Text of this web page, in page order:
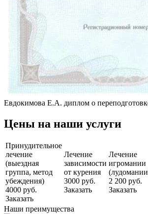
Евдокимова Е.А. диплом о
Цены на наши услуги
Принудительное
лечение
(выездная
группа, метод
убеждения)
4000 руб.
Заказать
Лечение
зависимости
от курения
3000 руб.
Заказать
Лечение
игромании
2 200 руб.
Заказать
Наши преимущества